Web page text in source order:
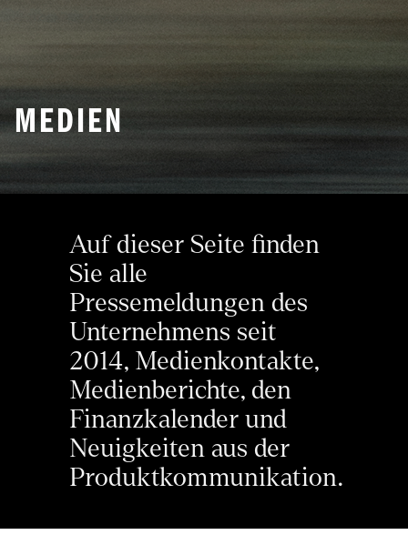
MEDIEN
Auf dieser Seite finden
Sie alle
Pressemeldungen des
Unternehmens seit
2014, Medienkontakte,
Medienberichte, den
Finanzkalender und
Neuigkeiten aus der
Produktkommunikation.